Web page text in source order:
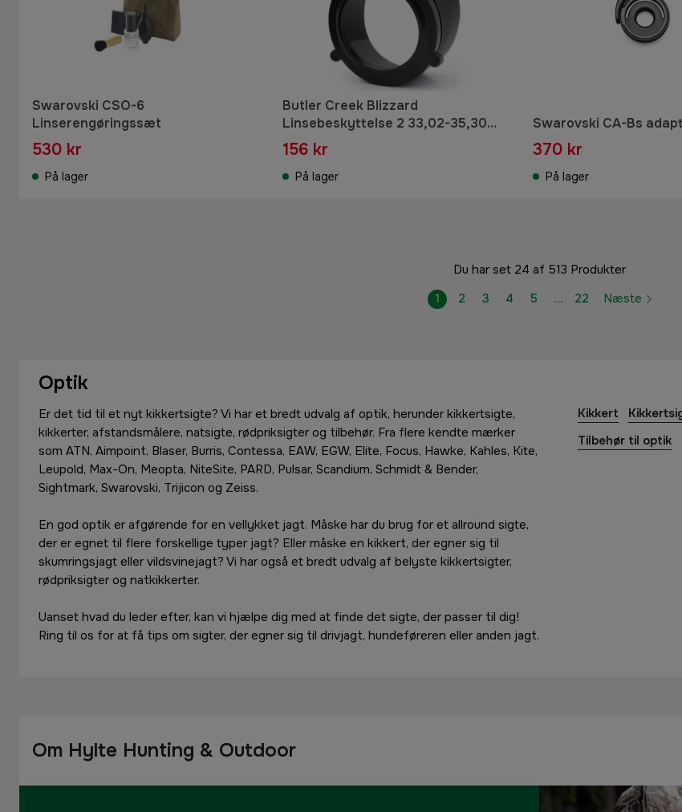
Swarovski CSO-6
Linserengøringssæt
530 kr
På lager
Butler Creek Blizzard
Linsebeskyttelse 2 33,02-35,30
mm
156 kr
På lager
Swarovski CA-Bs
370 kr
På lager
Du har set 24 af 513 Produkter
1
2 3 4 5 … 22 Næste
Optik
Er det tid til et nyt kikkertsigte? Vi har et bredt udvalg af optik, herunder kikkertsigte,
kikkerter, afstandsmålere, natsigte, rødpriksigter og tilbehør. Fra flere kendte mærker
som ATN, Aimpoint, Blaser, Burris, Contessa, EAW, EGW, Elite, Focus, Hawke, Kahles, Kite,
Leupold, Max-On, Meopta, NiteSite, PARD, Pulsar, Scandium, Schmidt & Bender,
Sightmark, Swarovski, Trijicon og Zeiss.
En god optik er afgørende for en vellykket jagt. Måske har du brug for et allround sigte,
der er egnet til flere forskellige typer jagt? Eller måske en kikkert, der egner sig til
skumringsjagt eller vildsvinejagt? Vi har også et bredt udvalg af belyste kikkertsigter,
rødpriksigter og natkikkerter.
Uanset hvad du leder efter, kan vi hjælpe dig med at finde det sigte, der passer til dig!
Ring til os for at få tips om sigter, der egner sig til drivjagt, hundeføreren eller anden jagt.
Kikkert
Tilbehør til optik
Om Hylte Hunting & Outdoor